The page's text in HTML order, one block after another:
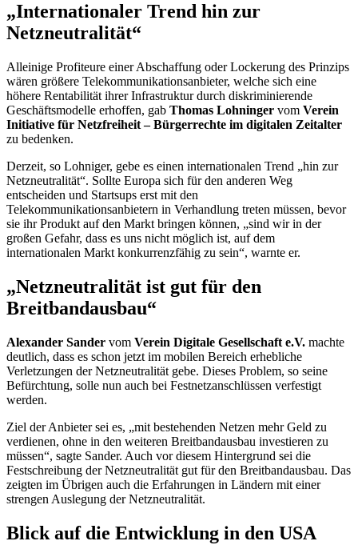
„Internationaler Trend hin zur
Netzneutralität“
Alleinige Profiteure einer Abschaffung oder Lockerung des Prinzips
wären größere Telekommunikationsanbieter, welche sich eine
höhere Rentabilität ihrer Infrastruktur durch diskriminierende
Geschäftsmodelle erhoffen, gab Thomas Lohninger vom Verein
Initiative für Netzfreiheit – Bürgerrechte im digitalen Zeitalter
zu bedenken.
Derzeit, so Lohniger, gebe es einen internationalen Trend „hin zur
Netzneutralität“. Sollte Europa sich für den anderen Weg
entscheiden und Startsups erst mit den
Telekommunikationsanbietern in Verhandlung treten müssen, bevor
sie ihr Produkt auf den Markt bringen können, „sind wir in der
großen Gefahr, dass es uns nicht möglich ist, auf dem
internationalen Markt konkurrenzfähig zu sein“, warnte er.
„Netzneutralität ist gut für den
Breitbandausbau“
Alexander Sander vom Verein Digitale Gesellschaft e.V. machte
deutlich, dass es schon jetzt im mobilen Bereich erhebliche
Verletzungen der Netzneutralität gebe. Dieses Problem, so seine
Befürchtung, solle nun auch bei Festnetzanschlüssen verfestigt
werden.
Ziel der Anbieter sei es, „mit bestehenden Netzen mehr Geld zu
verdienen, ohne in den weiteren Breitbandausbau investieren zu
müssen“, sagte Sander. Auch vor diesem Hintergrund sei die
Festschreibung der Netzneutralität gut für den Breitbandausbau. Das
zeigten im Übrigen auch die Erfahrungen in Ländern mit einer
strengen Auslegung der Netzneutralität.
Blick auf die Entwicklung in den USA